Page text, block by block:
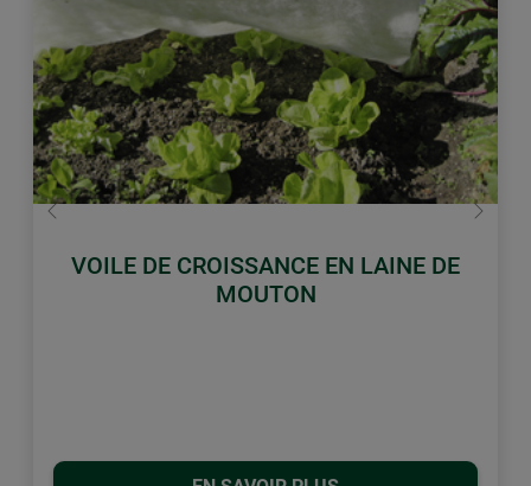
VOILE DE CROISSANCE EN LAINE DE
MOUTON
retour